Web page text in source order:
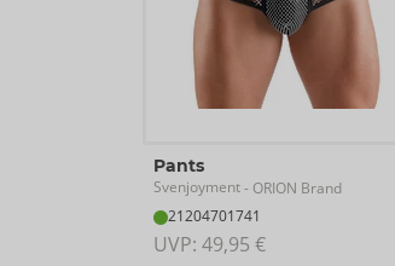
Pants
Svenjoyment- ORION Brand
21204701741
UVP: 49,95 €